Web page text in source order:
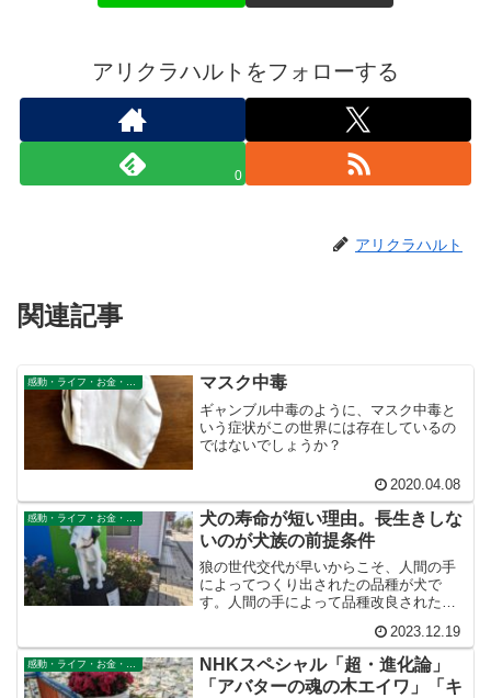
アリクラハルトをフォローする
0
アリクラハルト
関連記事
感動・ライフ・お金・仕事 マスク中毒
ギャンブル中毒のように、マスク中毒と
いう症状がこの世界には存在しているの
ではないでしょうか？
2020.04.08
犬の寿命が短い理由。長生きしな
いのが犬族の前提条件
狼の世代交代が早いからこそ、人間の手
によってつくり出されたの品種が犬で
す。人間の手によって品種改良された種
ことなのです。だから犬は長生きできな
いのです。それが彼らの前提条件だか
ら。
2023.12.19
感動・ライフ・お金・仕事
NHKスペシャル「超・進化論」
「アバターの魂の木エイワ」「キ